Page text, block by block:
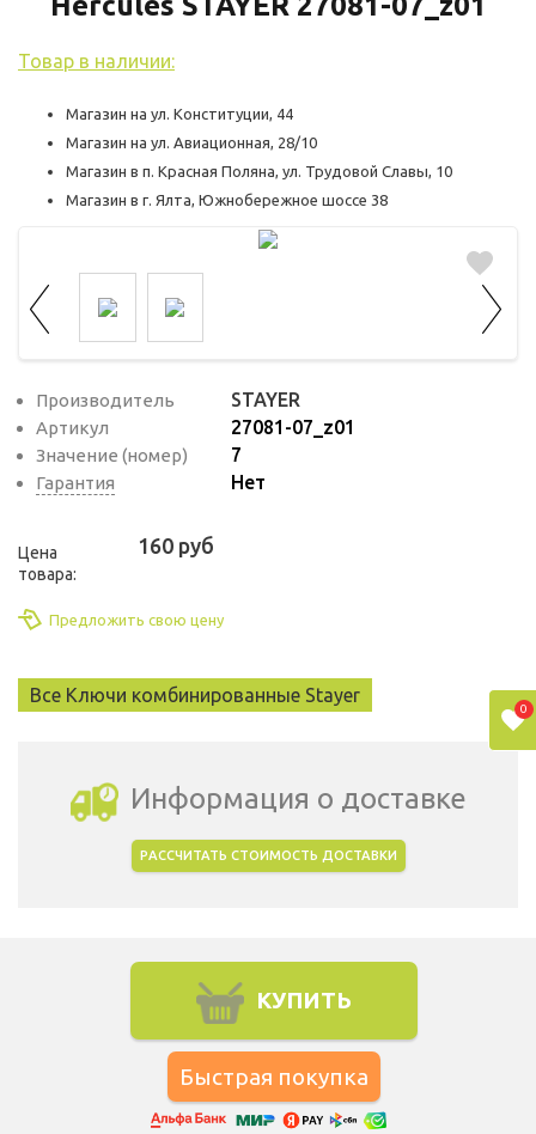
Товар в наличии:
Магазин на ул. Конституции, 44
Магазин на ул. Авиационная, 28/10
Магазин в п. Красная Поляна, ул. Трудовой Славы, 10
Магазин в г. Ялта, Южнобережное шоссе 38
Производитель STAYER
Артикул 27081-07_z01
Значение (номер) 7
Гарантия Нет
Цена
товара:
160 руб
Предложить свою цену
Все Ключи комбинированные Stayer
Информация о доставке
РАССЧИТАТЬ СТОИМОСТЬ ДОСТАВКИ
КУПИТЬ
0
помогают понять, как используется сайт,
и сделать функционал сайта максимально
удобным для пользователей.
Рекламные файлы cookie используются
для целей маркетинга и улучшения
качества рекламы. Эти файлы cookie
помогают обеспечить максимально
высокую точность и ценность содержания
для пользователей сайта.